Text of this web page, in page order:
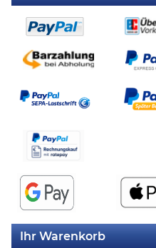
Ihr Warenkorb